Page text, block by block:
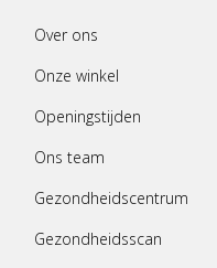
Over ons
Onze winkel
Openingstijden
Ons team
Gezondheidscentrum
Gezondheidsscan